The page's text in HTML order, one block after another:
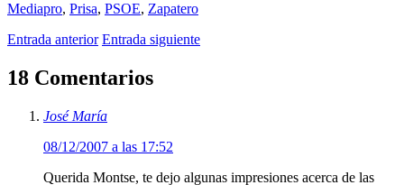
Mediapro, Prisa, PSOE, Zapatero
Entrada anterior Entrada siguiente
18 Comentarios
José María
08/12/2007 a las 17:52
Querida Montse, te dejo algunas impresiones acerca de las